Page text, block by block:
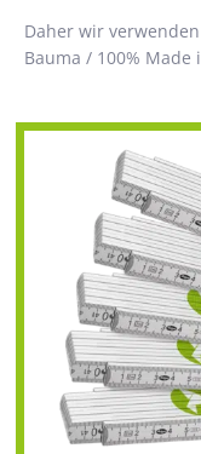
Daher wir
Bauma / 100% Made